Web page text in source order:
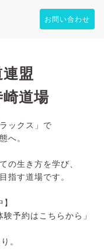
お問い合わせ
盟
道場
ックス」で
へ。
の生き方を学び、
指す道場です。
予約はこちらから」
。